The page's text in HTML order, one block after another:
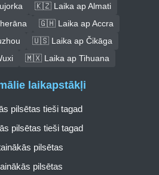
🇰🇿 Laika ap Almati
🇬🇭 Laika ap Accra
🇺🇸 Laika ap Čikāga
🇲🇽 Laika ap Tihuana
laikapstākļi
pilsētas tieši tagad
pilsētas tieši tagad
pilsētas
pilsētas